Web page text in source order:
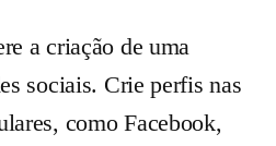
a criação de uma
sociais. Crie perfis nas
como Facebook,